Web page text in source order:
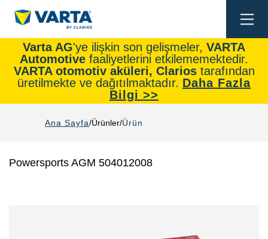
Varta AG'ye ilişkin son gelişmeler, VARTA
Automotive faaliyetlerini etkilememektedir.
VARTA otomotiv aküleri, Clarios tarafından
üretilmekte ve dağıtılmaktadır. Daha Fazla
Bilgi >>
Ana Sayfa Ürünler Ürün
Powersports AGM 504012008